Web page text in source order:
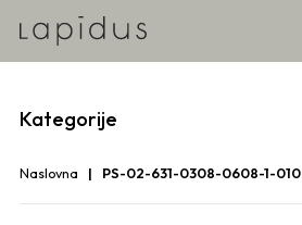
Kategorije
Naslovna PS-02-631-0308-0608-1-010